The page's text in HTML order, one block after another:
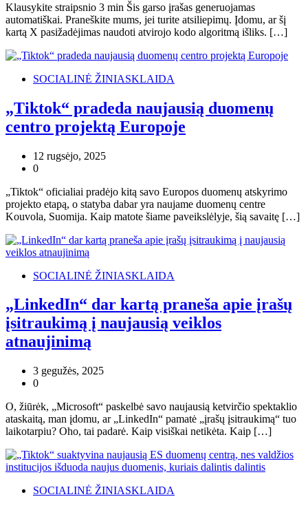
Klausykite straipsnio 3 min Šis garso įrašas generuojamas
automatiškai. Praneškite mums, jei turite atsiliepimų. Įdomu, ar šį
kartą X pasižadėjimas naudoti atvirojo kodo algoritmą išliks. […]
SOCIALINĖ ŽINIASKLAIDA
„Tiktok“ pradeda naujausią duomenų
centro projektą Europoje
12 rugsėjo, 2025
0
„Tiktok“ oficialiai pradėjo kitą savo Europos duomenų atskyrimo
projekto etapą, o statyba dabar yra naujame duomenų centre
Kouvola, Suomija. Kaip matote šiame paveikslėlyje, šią savaitę […]
SOCIALINĖ ŽINIASKLAIDA
„LinkedIn“ dar kartą praneša apie įrašų
įsitraukimą į naujausią veiklos
atnaujinimą
3 gegužės, 2025
0
O, žiūrėk, „Microsoft“ paskelbė savo naujausią ketvirčio spektaklio
ataskaitą, man įdomu, ar „LinkedIn“ pamatė „įrašų įsitraukimą“ tuo
laikotarpiu? Oho, tai padarė. Kaip visiškai netikėta. Kaip […]
SOCIALINĖ ŽINIASKLAIDA